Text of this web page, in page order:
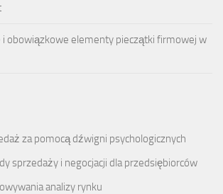
i obowiązkowe elementy pieczątki firmowej w
za pomocą dźwigni psychologicznych
sprzedaży i negocjacji dla przedsiębiorców
analizy rynku